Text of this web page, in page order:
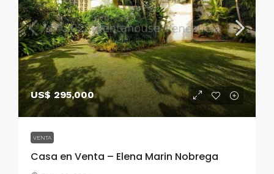
US$ 295,000
VENTA
Casa en Venta – Elena Marin Nobrega